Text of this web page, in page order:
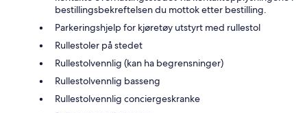
bestillingsbekreftelsen du mottok etter bestilling.
Parkeringshjelp for kjøretøy utstyrt med rullestol
Rullestoler på stedet
Rullestolvennlig (kan ha begrensninger)
Rullestolvennlig basseng
Rullestolvennlig conciergeskranke